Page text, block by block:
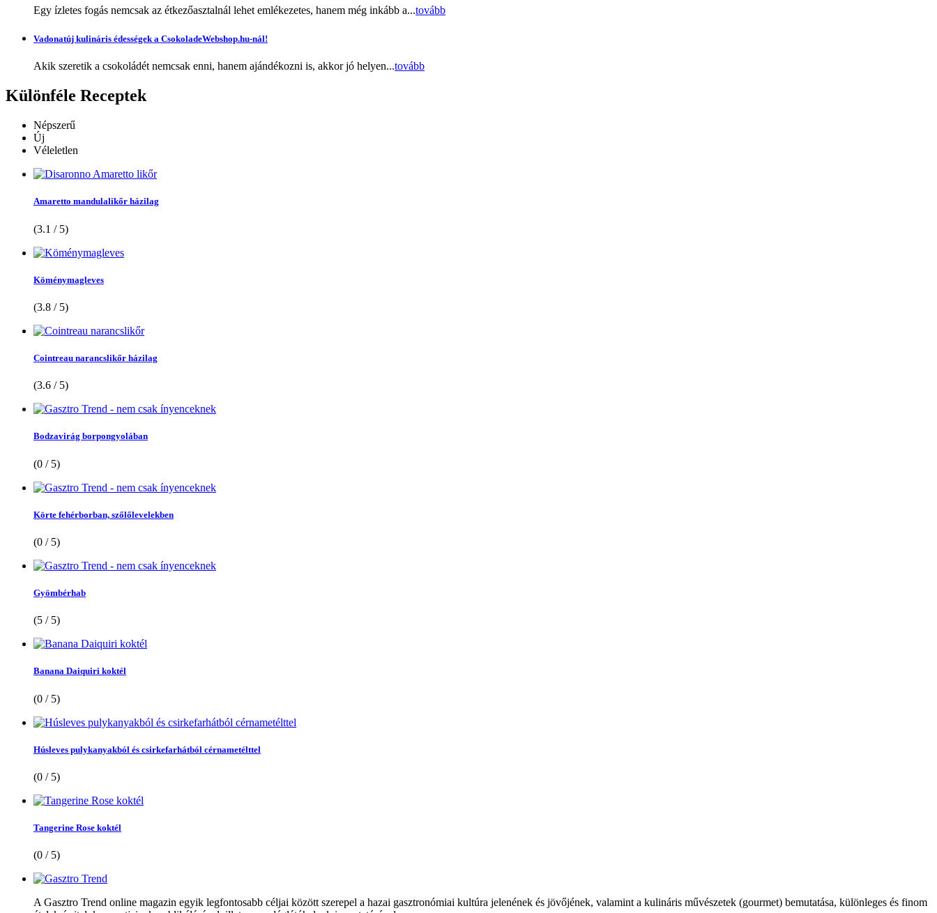
Egy ízletes fogás nemcsak az étkezőasztalnál lehet emlékezetes, hanem még inkább a...tovább
Vadonatúj kulináris édességek a CsokoladeWebshop.hu-nál!
Akik szeretik a csokoládét nemcsak enni, hanem ajándékozni is, akkor jó helyen...tovább
Különféle Receptek
Népszerű
Új
Véleletlen
Amaretto mandulalikőr házilag
(3.1 / 5)
Köménymagleves
(3.8 / 5)
Cointreau narancslikőr házilag
(3.6 / 5)
Bodzavirág borpongyolában
(0 / 5)
Körte fehérborban, szőlőlevelekben
(0 / 5)
Gyömbérhab
(5 / 5)
Banana Daiquiri koktél
(0 / 5)
Húsleves pulykanyakból és csirkefarhátból cérnametélttel
(0 / 5)
Tangerine Rose koktél
(0 / 5)
A Gasztro Trend online magazin egyik legfontosabb céljai között szerepel a hazai gasztronómiai kultúra jelenének és jövőjének, valamint a kulináris művészetek (gourmet) bemutatása, különleges és finom